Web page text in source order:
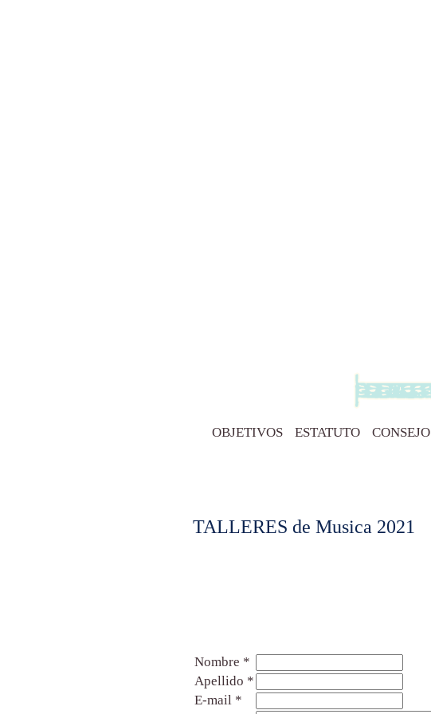
OBJETIVOS ESTATUTO CONSEJO
TALLERES de Musica 2021
Nombre *
Apellido *
E-mail *